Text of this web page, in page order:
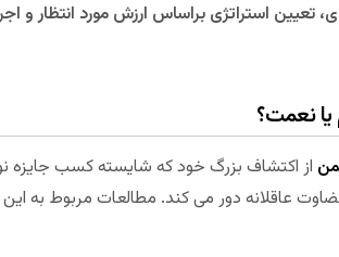
تعیین استراتژی براساس ارزش مورد انتظار و
نعمت؟
از اکتشاف بزرگ خود که شایسته کسب جایزه
قضاوت عاقلانه دور می کند. مطالعات مربوط به